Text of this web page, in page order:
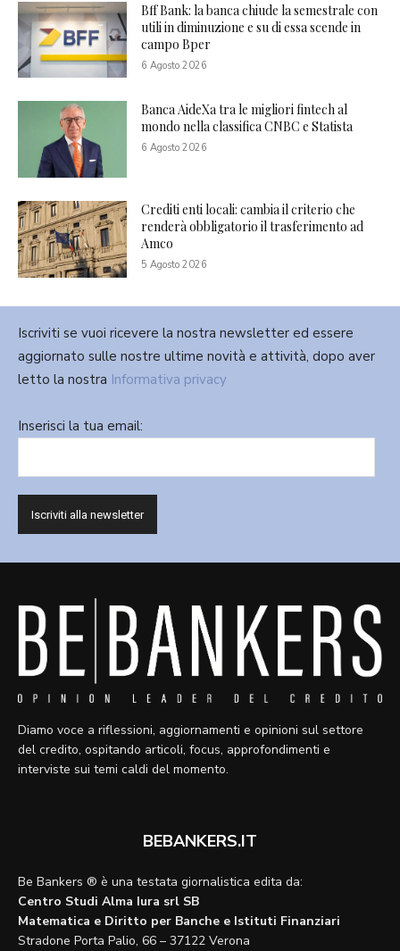
Bff Bank: la banca chiude la semestrale con
utili in diminuzione e su di essa scende in
campo Bper
6 Agosto 2026
Banca AideXa tra le migliori fintech al
mondo nella classifica CNBC e Statista
6 Agosto 2026
Crediti enti locali: cambia il criterio che
renderà obbligatorio il trasferimento ad
Amco
5 Agosto 2026
Iscriviti se vuoi ricevere la nostra newsletter ed essere
aggiornato sulle nostre ultime novità e attività, dopo aver
letto la nostra Informativa privacy
Inserisci la tua email:
Diamo voce a riflessioni, aggiornamenti e opinioni sul settore
del credito, ospitando articoli, focus, approfondimenti e
interviste sui temi caldi del momento.
BEBANKERS.IT
Be Bankers ® è una testata giornalistica edita da:
Centro Studi Alma Iura srl SB
Matematica e Diritto per Banche e Istituti Finanziari
Stradone Porta Palio, 66 – 37122 Verona